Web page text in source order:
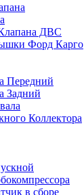
ДВС
Форд Карго
Передний
Задний
Коллектора
в сборе